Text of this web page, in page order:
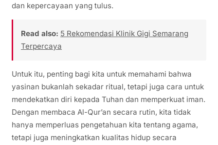
dan kepercayaan yang tulus.
Read also: 5 Rekomendasi Klinik Gigi Semarang
Terpercaya
Untuk itu, penting bagi kita untuk memahami bahwa
yasinan bukanlah sekadar ritual, tetapi juga cara untuk
mendekatkan diri kepada Tuhan dan memperkuat iman.
Dengan membaca Al-Qur’an secara rutin, kita tidak
hanya memperluas pengetahuan kita tentang agama,
tetapi juga meningkatkan kualitas hidup secara